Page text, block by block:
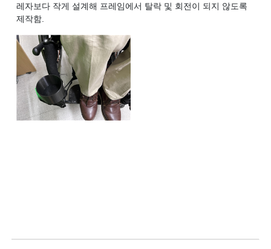
레자보다 작게 설계해 프레임에서 탈락 및 회전이 되지 않도록
제작함.